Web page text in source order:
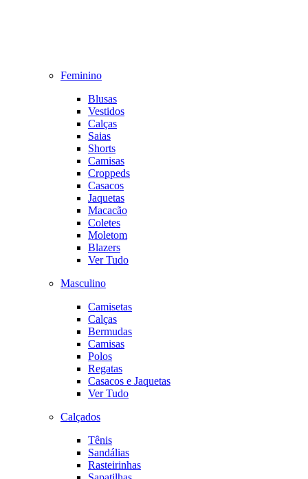
Feminino
Blusas
Vestidos
Calças
Saias
Shorts
Camisas
Croppeds
Casacos
Jaquetas
Macacão
Coletes
Moletom
Blazers
Ver Tudo
Masculino
Camisetas
Calças
Bermudas
Camisas
Polos
Regatas
Casacos e Jaquetas
Ver Tudo
Calçados
Tênis
Sandálias
Rasteirinhas